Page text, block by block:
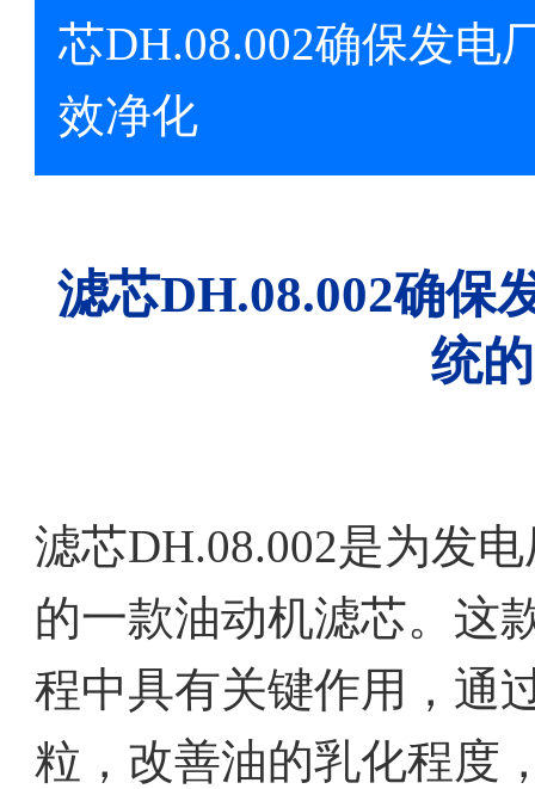
芯DH.08.002确保发电
效净化
滤芯DH.08.002确保
统
滤芯DH.08.002是为发
的一款油动机滤芯。这
程中具有关键作用，通
粒，改善油的乳化程度